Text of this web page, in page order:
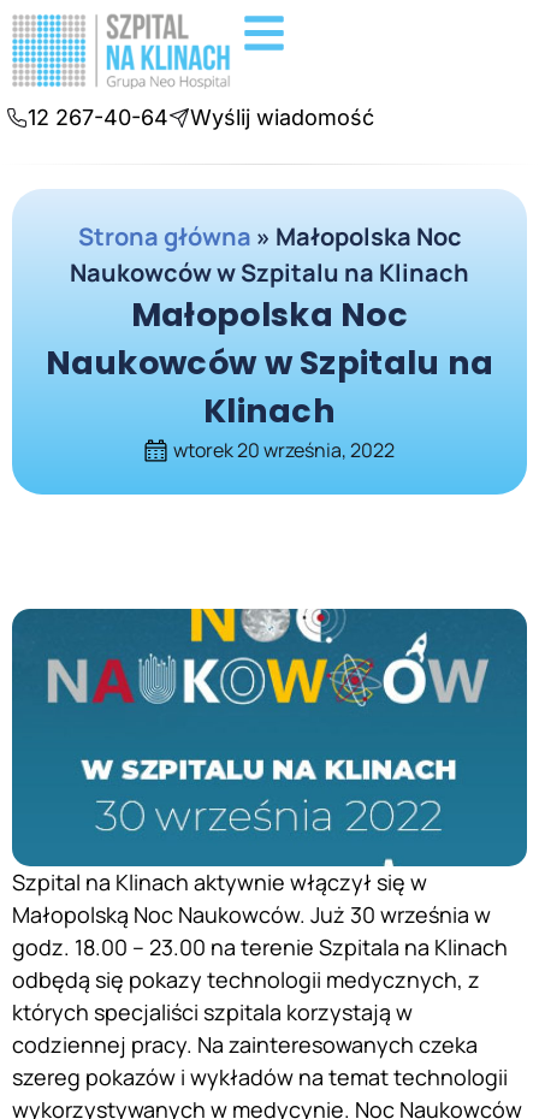
12 267-40-64 Wyślij wiadomość
Strona główna » Małopolska Noc
Naukowców w Szpitalu na Klinach
Małopolska Noc
Naukowców w Szpitalu na
Klinach
wtorek 20 września, 2022
Szpital na Klinach aktywnie włączył się w
Małopolską Noc Naukowców. Już 30 września w
godz. 18.00 – 23.00 na terenie Szpitala na Klinach
odbędą się pokazy technologii medycznych, z
których specjaliści szpitala korzystają w
codziennej pracy. Na zainteresowanych czeka
szereg pokazów i wykładów na temat technologii
wykorzystywanych w medycynie. Noc Naukowców